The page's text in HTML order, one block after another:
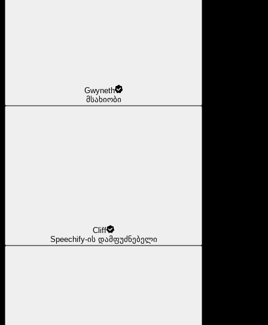
Gwyneth
მსახიობი
Cliff
Speechify-ის დამფუძნებელი